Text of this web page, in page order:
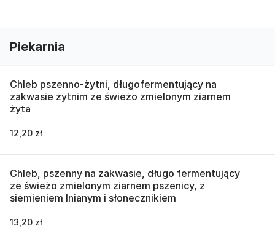
Piekarnia
Chleb pszenno-żytni, długofermentujący na
zakwasie żytnim ze świeżo zmielonym ziarnem
żyta
12,20 zł
Chleb, pszenny na zakwasie, długo fermentujący
ze świeżo zmielonym ziarnem pszenicy, z
siemieniem lnianym i słonecznikiem
13,20 zł